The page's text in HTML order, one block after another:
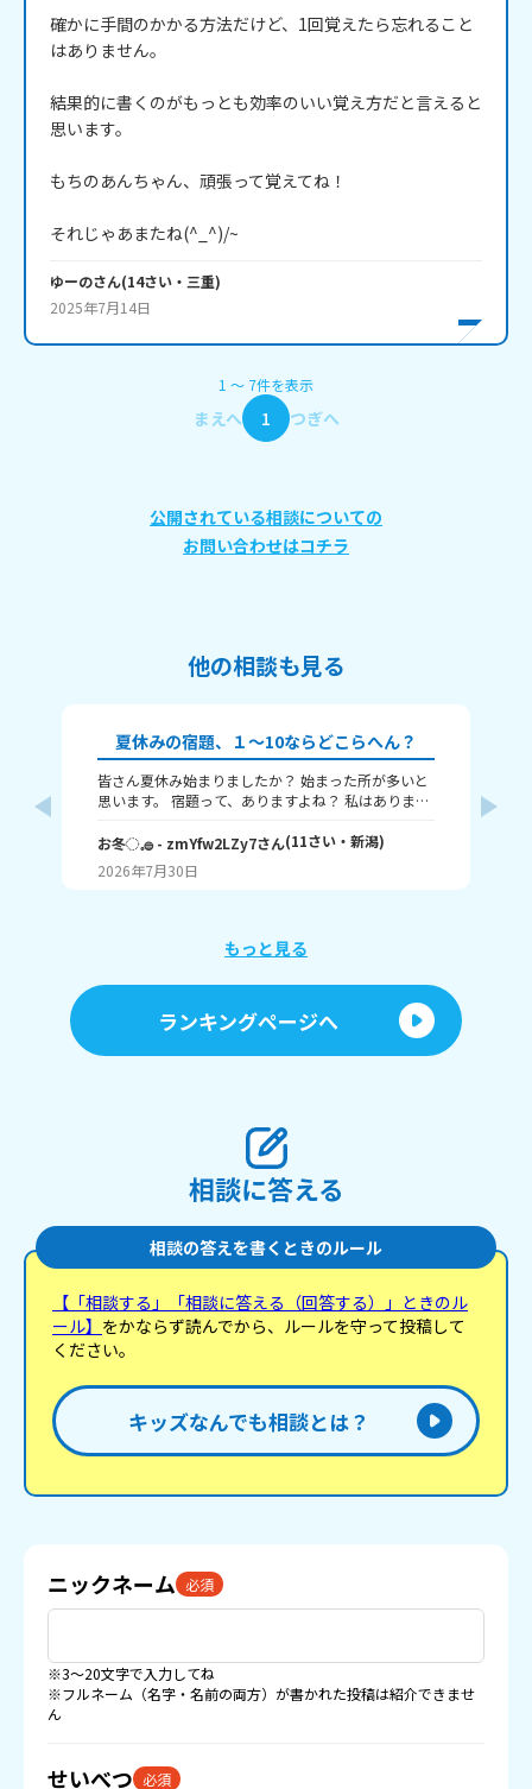
確かに手間のかかる方法だけど、1回覚えたら忘れること
はありません。
結果的に書くのがもっとも効率のいい覚え方だと言えると
思います。
もちのあんちゃん、頑張って覚えてね！
それじゃあまたね(^_^)/~
ゆーのさん(14さい・ 三重)
2025年7月14日
1 〜 7件を表示
まえへ 1 つぎへ
公開されている相談についての
お問い合わせはコチラ
他の相談も見る
夏休みの宿題、１～10ならどこらへん？
皆さん夏休み始まりましたか？ 始まった所が多いと
思います。 宿題って、ありますよね？ 私はありま
か？ 1はまだ終わってないで、10は全部終わったと
いうことです！ 私は6です！ワークと習字と絵が残
ってるので！ みなさんも教えてください！ それじゃ
お冬◌𓈒𓐍- zmYfw2LZy7さん(11さい・ 新潟)
2026年7月30日
もっと見る
ランキングページへ
相談に答える
相談の答えを書くときのルール
【「相談する」「相談に答える（回答する）」ときのル
ール】 をかならず読んでから、ルールを守って投稿して
ください。
キッズなんでも相談とは？
ニックネーム 必須
※3〜20文字で入力してね
※フルネーム（名字・名前の両方）が書かれた投稿は紹介できませ
ん
せいべつ 必須